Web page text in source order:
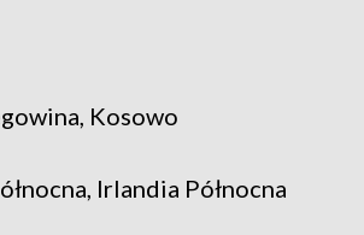
Kosowo
Irlandia Północna